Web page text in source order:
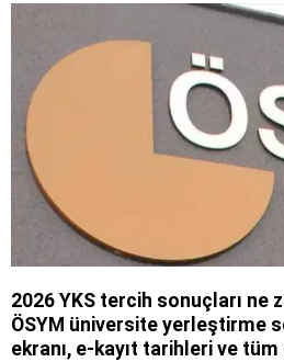
2026 YKS tercih sonuçları ne
ÖSYM üniversite yerleştirme
ekranı, e-kayıt tarihleri ve